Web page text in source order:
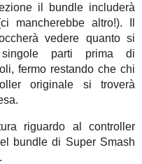
il bundle includerà
mancherebbe altro!). Il
vedere quanto si
singole parti prima di
fermo restando che chi
originale si troverà
riguardo al controller
bundle di Super Smash